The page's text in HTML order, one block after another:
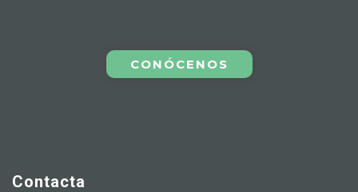
CONÓCENOS
Contacta